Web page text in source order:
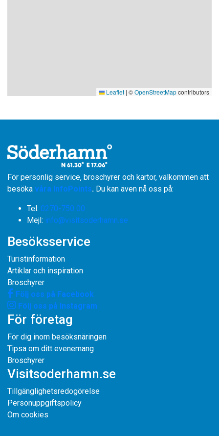
Leaflet | ©OpenStreetMapcontributors
För personlig service, broschyrer och kartor, välkommen att
besöka våra InfoPoints. Du kan även nå oss på:
Tel: 0270-750 00
​​​​​​​Mejl: info@visitsoderhamn.se
Besöksservice
Turistinformation
Artiklar och inspiration
Broschyrer
Följ oss på Facebook
Följ oss på Instagram
För företag
För dig inom besöksnäringen
Tipsa om ditt evenemang
Broschyrer
Visitsoderhamn.se
Tillgänglighetsredogörelse
Personuppgiftspolicy
Om cookies